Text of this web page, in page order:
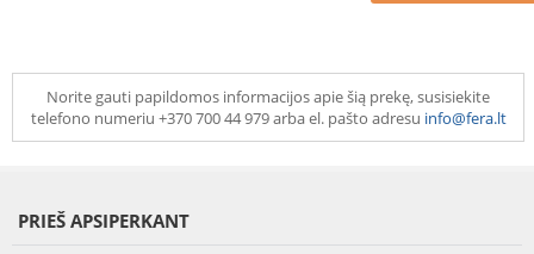
Norite gauti papildomos informacijos apie šią prekę, susisiekite
telefono numeriu +370 700 44 979 arba el. pašto adresu info@fera.lt
PRIEŠ APSIPERKANT